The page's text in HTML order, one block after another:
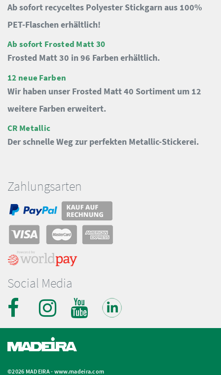
Zahlungsarten
Social Media
Ab sofort recyceltes Polyester Stickgarn aus 100%
PET-Flaschen erhältlich!
Ab sofort Frosted Matt 30
Frosted Matt 30 in 96 Farben erhältlich.
12 neue Farben
Wir haben unser Frosted Matt 40 Sortiment um 12
weitere Farben erweitert.
CR Metallic
Der schnelle Weg zur perfekten Metallic-Stickerei.
©2026 MADEIRA - www.madeira.com